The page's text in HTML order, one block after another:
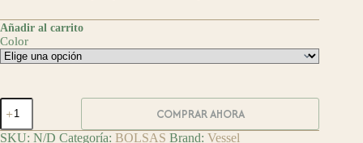
Añadir al carrito
Color
Vessel
Bolsa
de
COMPRAR AHORA
SKU: N/D Categoría: BOLSAS Brand: Vessel